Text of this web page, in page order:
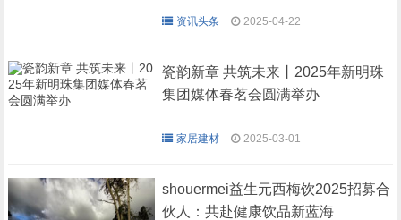
资讯头条 2025-04-22
瓷韵新章 共筑未来丨2025年新明珠
集团媒体春茗会圆满举办
家居建材 2025-03-01
shouermei益生元西梅饮2025招募合
伙人：共赴健康饮品新蓝海